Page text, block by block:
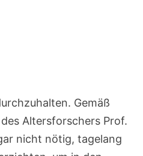
Gemäß
Altersforschers Prof.
nicht nötig, tagelang